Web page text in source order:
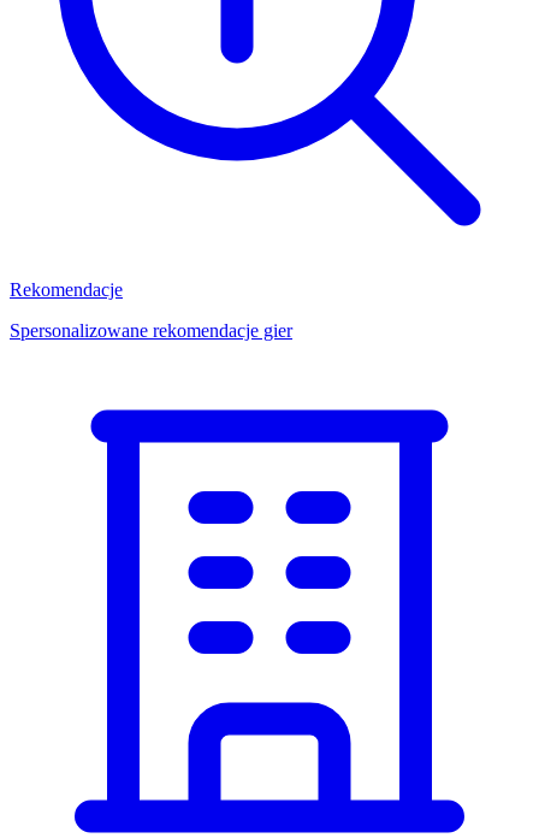
Rekomendacje
Spersonalizowane rekomendacje gier